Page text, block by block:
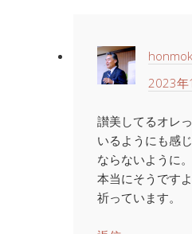
2023年
讃美してるオレ
いるようにも感
ならないように。
本当にそうですよ
祈っています。